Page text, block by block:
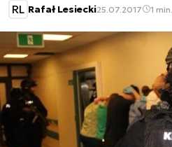
RL Rafał Lesiecki25.07.2017 1 min.